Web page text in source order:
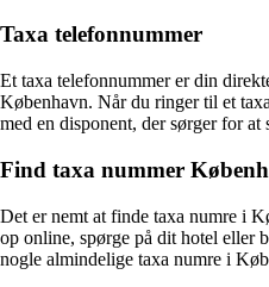
Taxa telefonnummer
Et taxa telefonnummer er din
København. Når du ringer til et
med en disponent, der sørger for
Find taxa nummer
Det er nemt at finde taxa numre i
op online, spørge på dit hotel eller
nogle almindelige taxa numre i